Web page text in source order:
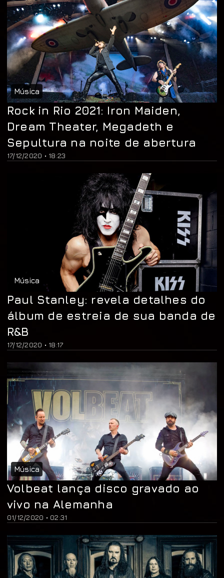
Música
17/12/2020 • 18:23
Rock in Rio 2021: Iron Maiden,
Dream Theater, Megadeth e
Sepultura na noite de abertura
Música
17/12/2020 • 18:17
Paul Stanley: revela detalhes do
álbum de estreia de sua banda de
R&B
Música
01/12/2020 • 02:31
Volbeat lança disco gravado ao
vivo na Alemanha